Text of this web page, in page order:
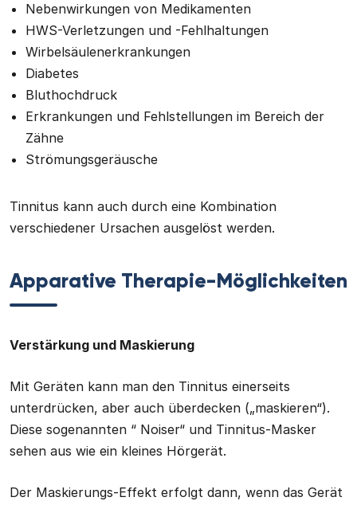
Nebenwirkungen von Medikamenten
HWS-Verletzungen und -Fehlhaltungen
Wirbelsäulenerkrankungen
Diabetes
Bluthochdruck
Erkrankungen und Fehlstellungen im Bereich der
Zähne
Strömungsgeräusche
Tinnitus kann auch durch eine Kombination
verschiedener Ursachen ausgelöst werden.
Apparative Therapie-Möglichkeiten
Verstärkung und Maskierung
Mit Geräten kann man den Tinnitus einerseits
unterdrücken, aber auch überdecken („maskieren“).
Diese sogenannten “ Noiser“ und Tinnitus-Masker
sehen aus wie ein kleines Hörgerät.
Der Maskierungs-Effekt erfolgt dann, wenn das Gerät